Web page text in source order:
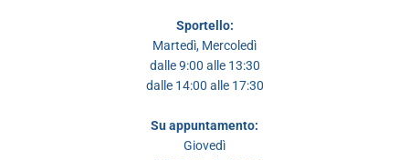
Sportello:
Martedì, Mercoledì
dalle 9:00 alle 13:30
dalle 14:00 alle 17:30
Su appuntamento:
Giovedì